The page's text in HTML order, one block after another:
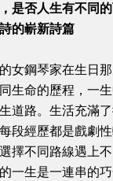
是否人生有不同
的嶄新詩篇
女鋼琴家在生日
生命的歷程，一
道路。生活充滿
段經歷都是戲劇
擇不同路線遇上
一生是一連串的